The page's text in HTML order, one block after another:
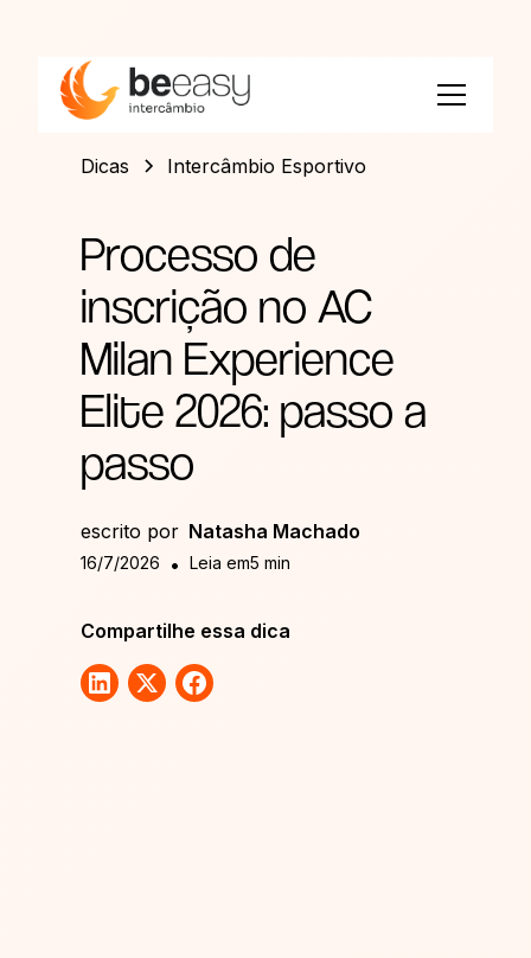
Dicas Intercâmbio Esportivo
Processo de
inscrição no AC
Milan Experience
Elite 2026: passo a
passo
escrito por Natasha Machado
16/7/2026 • Leia em5 min
Compartilhe essa dica